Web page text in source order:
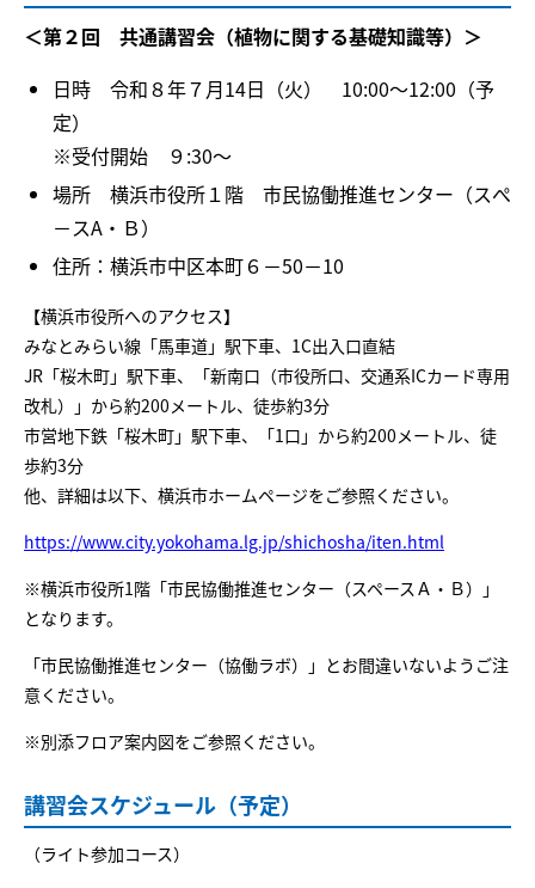
＜第２回 共通講習会（植物に関する基礎知識等）＞
日時 令和８年７月14日（火） 10:00～12:00（予
定）
※受付開始 ９:30～
場所 横浜市役所１階 市民協働推進センター（スぺ
－スA・Ｂ）
住所：横浜市中区本町６－50－10
【横浜市役所へのアクセス】
みなとみらい線「馬車道」駅下車、1C出入口直結
JR「桜木町」駅下車、「新南口（市役所口、交通系ICカード専用
改札）」から約200メートル、徒歩約3分
市営地下鉄「桜木町」駅下車、「1口」から約200メートル、徒
歩約3分
他、詳細は以下、横浜市ホームページをご参照ください。
https://www.city.yokohama.lg.jp/shichosha/iten.html
※横浜市役所1階「市民協働推進センター（スペースＡ・Ｂ）」
となります。
「市民協働推進センター（協働ラボ）」とお間違いないようご注
意ください。
※別添フロア案内図をご参照ください。
講習会スケジュール（予定）
（ライト参加コース）